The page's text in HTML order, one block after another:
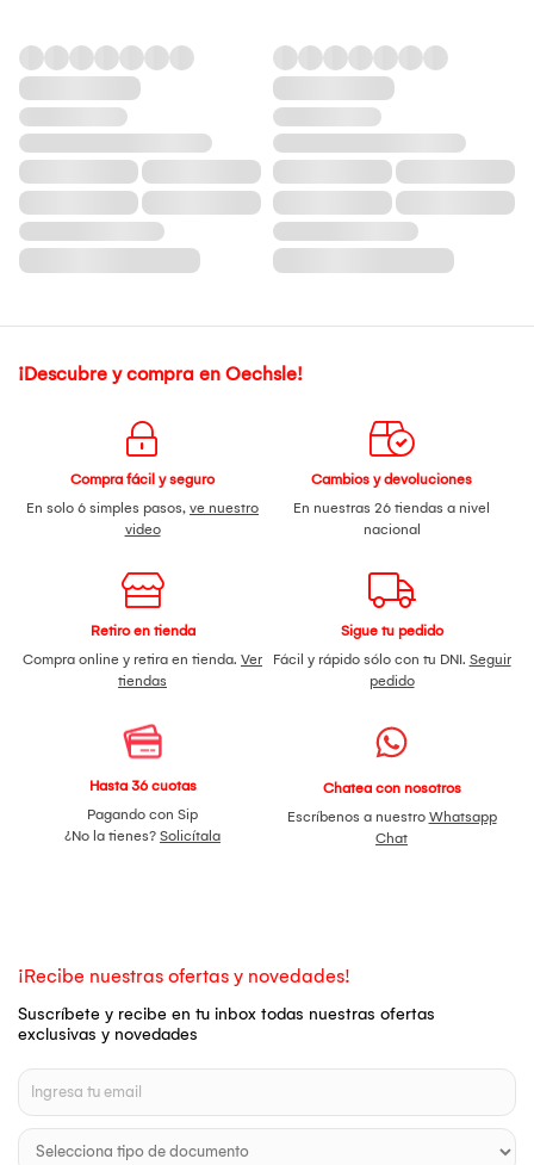
¡Descubre y compra en Oechsle!
Compra fácil y seguro
En solo 6 simples pasos, ve nuestro
video
Cambios y devoluciones
En nuestras 26 tiendas a nivel
nacional
Retiro en tienda
Compra online y retira en tienda. Ver
tiendas
Sigue tu pedido
Fácil y rápido sólo con tu DNI. Seguir
pedido
Hasta 36 cuotas
Pagando con Sip
¿No la tienes? Solicítala
Chatea con nosotros
Escríbenos a nuestro Whatsapp
Chat
¡Recibe nuestras ofertas y novedades!
Suscríbete y recibe en tu inbox todas nuestras ofertas
exclusivas y novedades